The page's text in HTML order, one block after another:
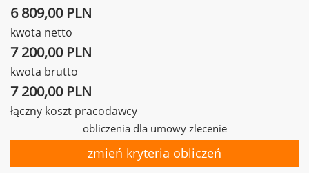
6 809,00 PLN
kwota netto
7 200,00 PLN
kwota brutto
7 200,00 PLN
łączny koszt pracodawcy
obliczenia dla umowy zlecenie
zmień kryteria obliczeń